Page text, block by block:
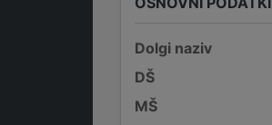
Dolgi naziv
DŠ
MŠ